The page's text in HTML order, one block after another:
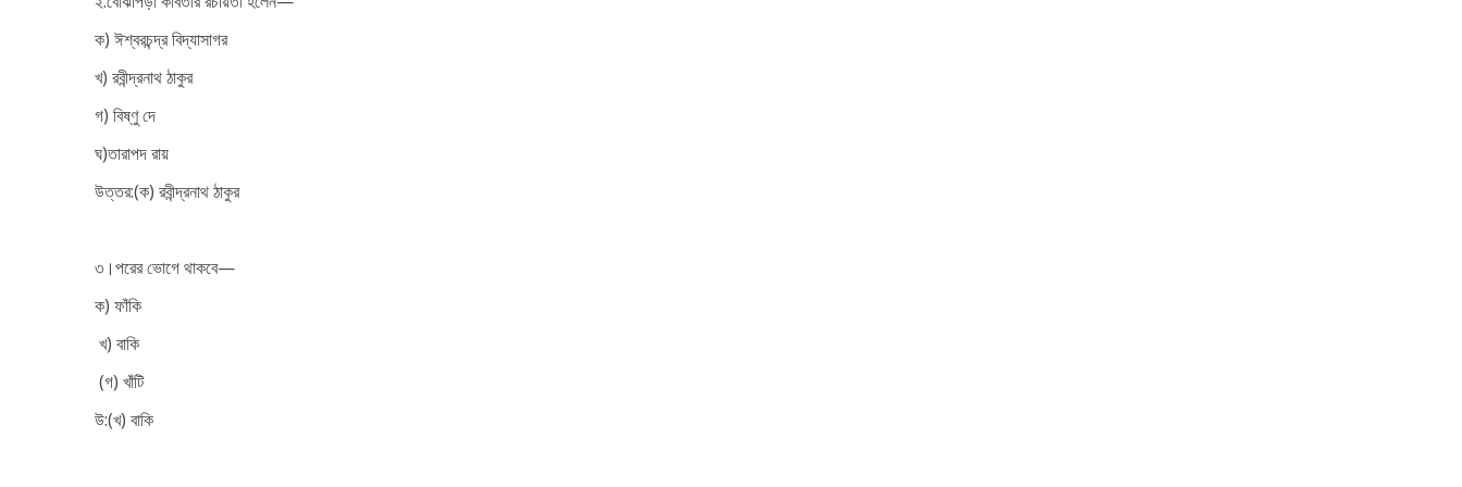
ক) ঈশ্বরচন্দ্র বিদ্যাসাগর
খ) রবীন্দ্রনাথ ঠাকুর
গ) বিষ্ণু দে
ঘ)তারাপদ রায়
উত্তর:(ক) রবীন্দ্রনাথ ঠাকুর
৩।পরের ভোগে থাকবে—
ক) ফাঁকি
খ) বাকি
(গ) খাঁটি
উ:(খ) বাকি